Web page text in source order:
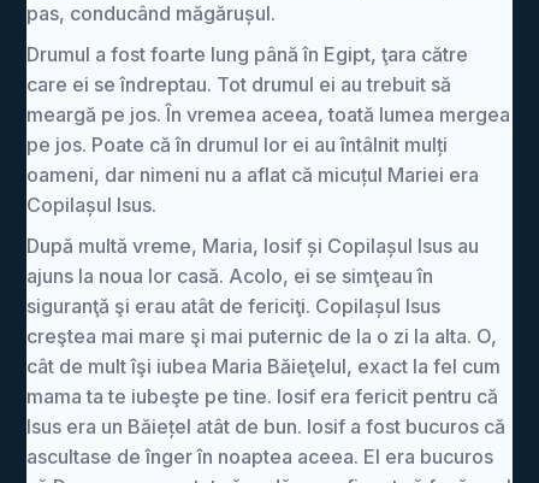
pas, conducând măgărușul.
Drumul a fost foarte lung până în Egipt, ţara către
care ei se îndreptau. Tot drumul ei au trebuit să
meargă pe jos. În vremea aceea, toată lumea mergea
pe jos. Poate că în drumul lor ei au întâlnit mulți
oameni, dar nimeni nu a aflat că micuțul Mariei era
Copilașul Isus.
După multă vreme, Maria, Iosif și Copilașul Isus au
ajuns la noua lor casă. Acolo, ei se simţeau în
siguranţă şi erau atât de fericiţi. Copilașul Isus
creştea mai mare şi mai puternic de la o zi la alta. O,
cât de mult îşi iubea Maria Băieţelul, exact la fel cum
mama ta te iubeşte pe tine. Iosif era fericit pentru că
Isus era un Băiețel atât de bun. Iosif a fost bucuros că
ascultase de înger în noaptea aceea. El era bucuros